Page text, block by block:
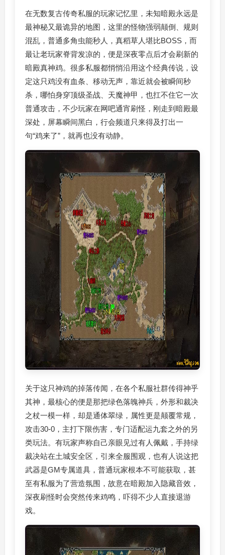
在无数复古传奇私服的玩家记忆里，未知暗殿永远是
最神秘又最诡异的地图，这里的怪物强弱颠倒、规则
混乱，普通多角虫能秒人，真稻草人堪比BOSS，而
最让老玩家脊背发凉的，便是深夜零点后才会刷新的
暗殿真神鸡。很多私服都悄悄沿用这个经典传说，设
定这只鸡没有血条、移动无声，靠近就会被瞬间秒
杀，哪怕身穿顶级圣战、天魔神甲，也扛不住它一次
普通攻击，不少玩家在网吧通宵刷怪，刚走到暗殿最
深处，屏幕瞬间黑白，行会频道只来得及打出一
句“鸡来了”，就再也没有动静。
关于这只神鸡的掉落传闻，在各个私服社群传得神乎
其神，最核心的便是那把绿色落魄神兵，外形和裁决
之杖一模一样，却是通体翠绿，属性更是颠覆常规，
攻击30-0，主打下限伤害，专门适配运九套之外的另
类玩法。有玩家声称自己亲眼见过有人佩戴，手持绿
裁决站在土城安全区，引来全服围观，也有人说这把
武器是GM专属道具，普通玩家根本不可能获取，甚
至有私服为了营造氛围，故意在暗殿加入隐藏音效，
深夜刷怪时会突然传来鸡鸣，吓得不少人直接退游
戏。